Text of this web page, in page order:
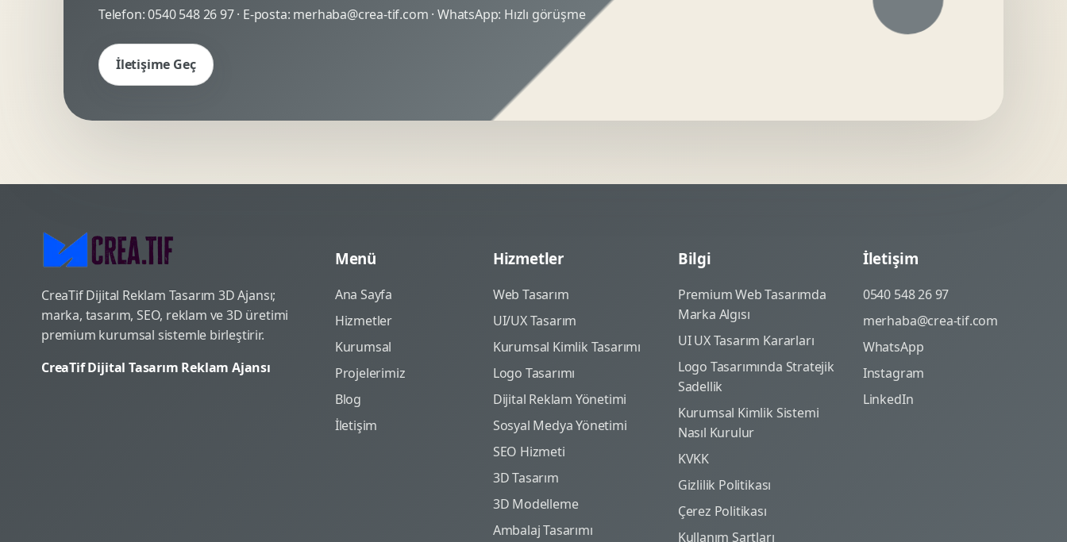
Telefon:0540 548 26 97· E-posta: merhaba@crea-tif.com · WhatsApp: Hızlı görüşme
İletişime Geç
CreaTif Dijital Reklam Tasarım 3D Ajansı;
marka, tasarım, SEO, reklam ve 3D üretimi
premium kurumsal sistemle birleştirir.
CreaTif Dijital Tasarım Reklam Ajansı
Menü
Ana Sayfa
Hizmetler
Kurumsal
Projelerimiz
Blog
İletişim
Hizmetler
Web Tasarım
UI/UX Tasarım
Kurumsal Kimlik Tasarımı
Logo Tasarımı
Dijital Reklam Yönetimi
Sosyal Medya Yönetimi
SEO Hizmeti
3D Tasarım
3D Modelleme
Ambalaj Tasarımı
Bilgi
Premium Web Tasarımda
Marka Algısı
UI UX Tasarım Kararları
Logo Tasarımında Stratejik
Sadellik
Kurumsal Kimlik Sistemi
Nasıl Kurulur
KVKK
Gizlilik Politikası
Çerez Politikası
Kullanım Şartları
İletişim
0540 548 26 97
merhaba@crea-tif.com
WhatsApp
Instagram
LinkedIn